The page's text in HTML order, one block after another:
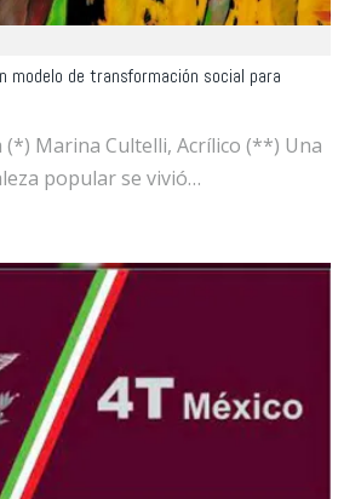
modelo de transformación social para
(*) Marina Cultelli, Acrílico (**) Una
popular se vivió…